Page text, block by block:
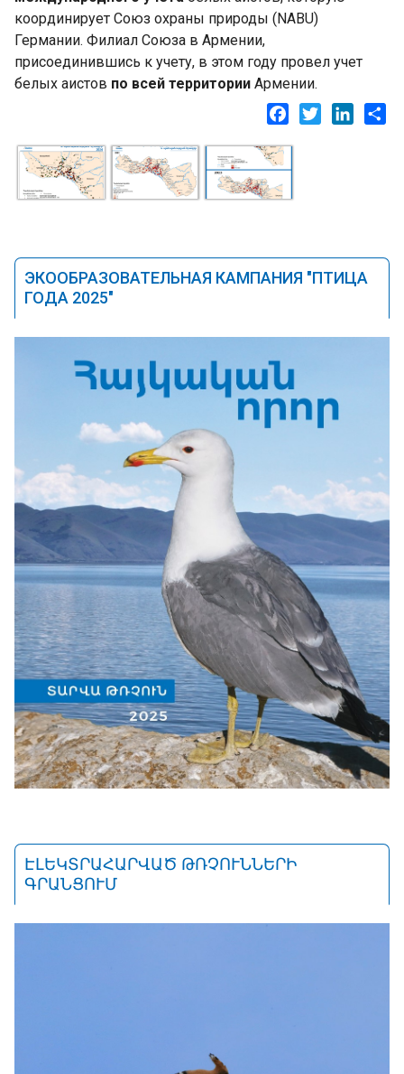
координирует Союз охраны природы (NABU)
Германии. Филиал Союза в Армении,
присоединившись к учету, в этом году провел учет
белых аистов по всей территории Армении.
Facebook
Twitter
ЭКООБРАЗОВАТЕЛЬНАЯ КАМПАНИЯ "ПТИЦА
ГОДА 2025"
ԷԼԵԿՏՐԱՀԱՐՎԱԾ ԹՌՉՈՒՆՆԵՐԻ
ԳՐԱՆՑՈՒՄ